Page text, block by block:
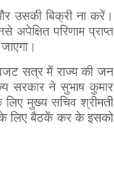
उसकी बिक्री ना करें।
परिणाम प्राप्त
सत्र में राज्य की जन
सरकार ने सुभाष कुमार
मुख्य सचिव श्रीमती
के लिए बैठकें कर के इसको